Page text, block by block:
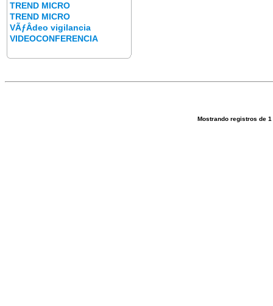
TREND MICRO
TREND MICRO
VÃƒÂ­deo vigilancia
VIDEOCONFERENCIA
Mostrando registros de 1